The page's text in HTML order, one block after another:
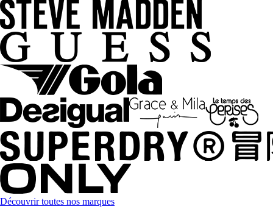
Découvrir toutes nos marques